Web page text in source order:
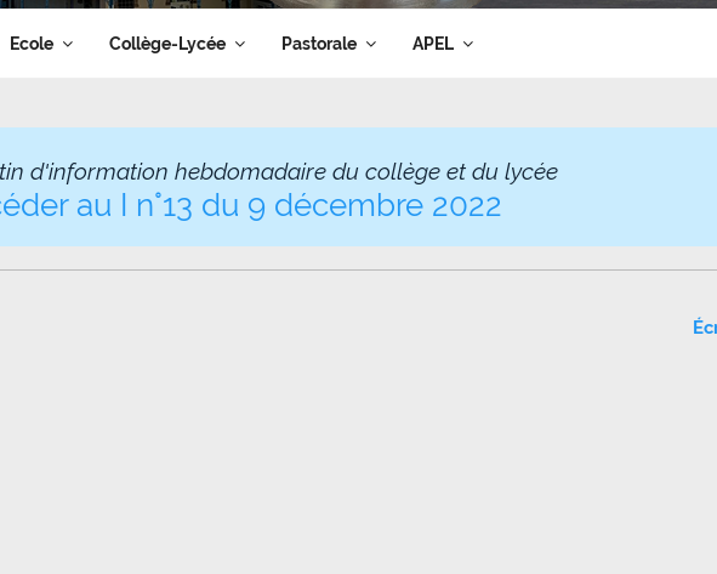
Ecole Collège-Lycée Pastorale APEL
d'information hebdomadaire du collège et du lycée
au I n°13 du 9 décembre 2022